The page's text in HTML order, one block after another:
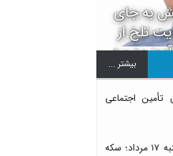
به جای
تلخ از
مدرسه
بيشتر ...
تأمین اجتماعی
قیمت طلا، سکه و دلار امروز شنبه ۱۷ مرداد؛ سکه